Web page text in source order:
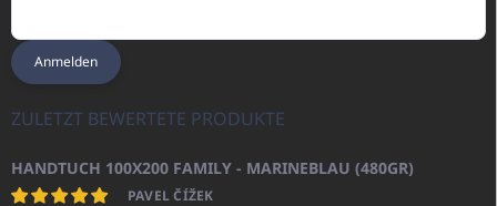
Anmelden
ZULETZT BEWERTETE PRODUKTE
HANDTUCH 100X200 FAMILY - MARINEBLAU (480GR)
PAVEL ČÍŽEK